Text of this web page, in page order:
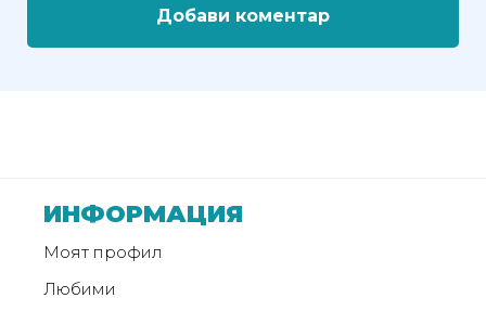
Добави коментар
ИНФОРМАЦИЯ
Моят профил
Любими